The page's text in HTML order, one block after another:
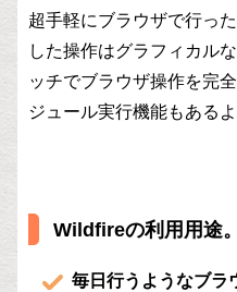
超手軽にブラウザで行っ
した操作はグラフィカル
ッチでブラウザ操作を完
ジュール実行機能もあるよ
Wildfireの利用用途。
毎日行うようなブラ